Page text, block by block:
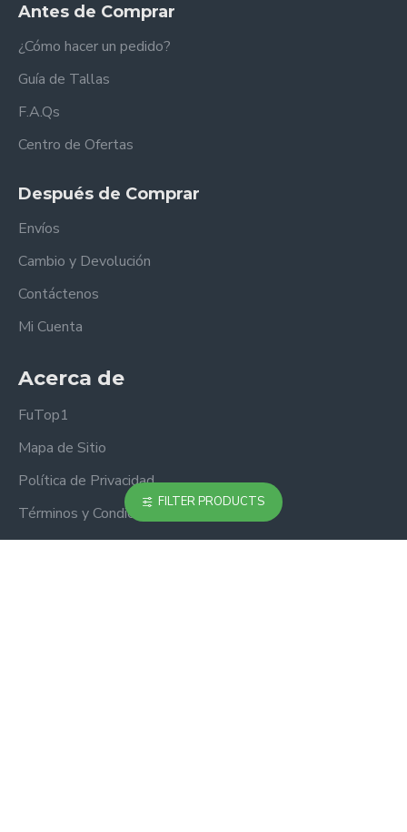
Antes de Comprar
¿Cómo hacer un pedido?
Guía de Tallas
F.A.Qs
Centro de Ofertas
Después de Comprar
Envíos
Cambio y Devolución
Contáctenos
Mi Cuenta
Acerca de
FuTop1
Mapa de Sitio
Política de Privacidad
Términos y Condiciones
FILTER PRODUCTS